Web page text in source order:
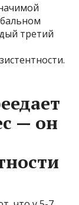
третий
— он